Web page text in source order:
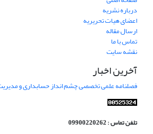
درباره نشریه
اعضای هیات تحریریه
ارسال مقاله
تماس با ما
نقشه سایت
آخرین اخبار
فصلنامه علمی تخصصی چشم انداز حسابداری و
تلفن تماس : 09900220262